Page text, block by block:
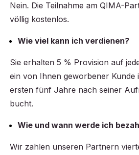
Nein. Die Teilnahme am QIMA-
völlig kostenlos.
Wie viel kann ich verdienen?
Sie erhalten 5 % Provision auf
ein von Ihnen geworbener Kunde
ersten fünf Jahre nach seiner
bucht.
Wie und wann werde ich
Wir zahlen unseren Partnern